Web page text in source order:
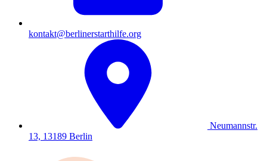
kontakt@berlinerstarthilfe.org
Neumannstr.
13, 13189 Berlin